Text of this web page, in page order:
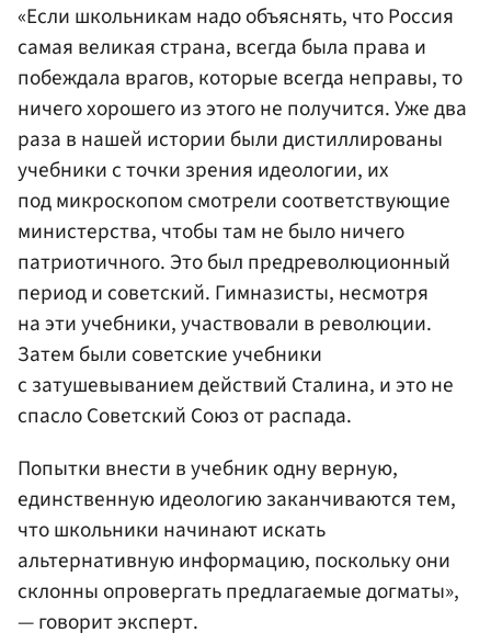
«Если школьникам надо объяснять, что Россия
самая великая страна, всегда была права и
побеждала врагов, которые всегда неправы, то
ничего хорошего из этого не получится. Уже два
раза в нашей истории были дистиллированы
учебники с точки зрения идеологии, их
под микроскопом смотрели соответствующие
министерства, чтобы там не было ничего
патриотичного. Это был предреволюционный
период и советский. Гимназисты, несмотря
на эти учебники, участвовали в революции.
Затем были советские учебники
с затушевыванием действий Сталина, и это не
спасло Советский Союз от распада.
Попытки внести в учебник одну верную,
единственную идеологию заканчиваются тем,
что школьники начинают искать
альтернативную информацию, поскольку они
склонны опровергать предлагаемые догматы»,
— говорит эксперт.